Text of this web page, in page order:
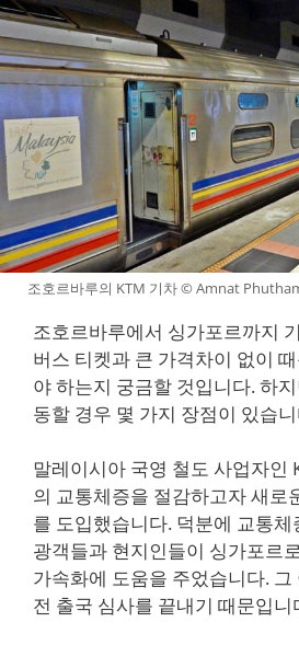
조호르바루의 KTM 기차 © Amnat
조호르바루에서 싱가포르까지
버스 티켓과 큰 가격차이 없이
야 하는지 궁금할 것입니다. 하
동할 경우 몇 가지 장점이 있습
말레이시아 국영 철도 사업자인
의 교통체증을 절감하고자 새로
를 도입했습니다. 덕분에 교통
광객들과 현지인들이 싱가포르
가속화에 도움을 주었습니다.
전 출국 심사를 끝내기 때문입니